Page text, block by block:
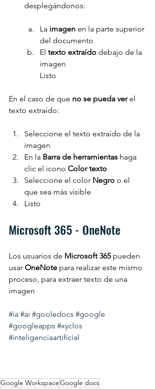
desplegándonos:
La imagen en la parte superior
del documento
El texto extraído debajo de la
imagen
Listo
En el caso de que no se pueda ver el
texto extraído:
Seleccione el texto extraído de la
imagen
En la Barra de herramientas haga
clic el icono Color texto
Seleccione el color Negro o el
que sea más visible
Listo
Microsoft 365 - OneNote
Los usuarios de Microsoft 365 pueden
usar OneNote para realizar este mismo
proceso, para extraer texto de una
imagen
#ia #ai #gooledocs #google
#googleapps #xyclos
#inteligenciaartificial
Google WorkspaceGoogle docs